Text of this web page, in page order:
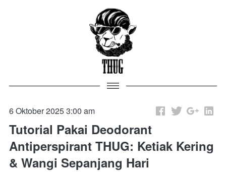
6 Oktober 2025 3:00 am
Tutorial Pakai Deodorant
Antiperspirant THUG: Ketiak Kering
& Wangi Sepanjang Hari